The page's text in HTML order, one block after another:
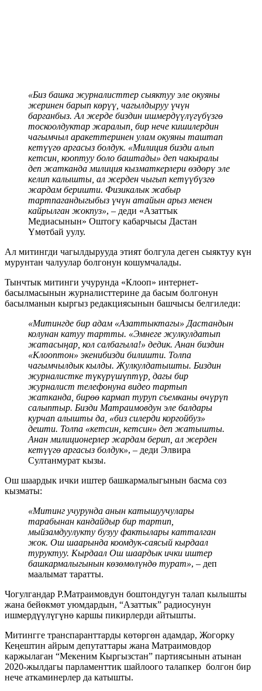
«Биз башка журналисттер сыяктуу эле окуяны
жеринен барып көрүү, чагылдыруу үчүн
барганбыз. Ал жерде биздин ишмердүүлүгүбүзгө
тоскоолдуктар жаралып, бир нече кишилердин
чагымчыл аракеттеринен улам окуяны таштап
кетүүгө аргасыз болдук. «Милиция бизди алып
кетсин, кооптуу боло баштады» деп чакыралы
деп жатканда милиция кызматкерлери өздөрү эле
келип калышты, ал жерден чыгып кетүүбүзгө
жардам беришти. Физикалык жабыр
тартпагандыгыбыз үчүн атайын арыз менен
кайрылган жокпуз», – деди «Азаттык
Медиасынын» Оштогу кабарчысы Дастан
Үмөтбай уулу.
Ал митингди чагылдырууда этият болгула деген сыяктуу күн
мурунтан чалуулар болгонун кошумчалады.
Тынчтык митинги учурунда «Клооп» интернет-
басылмасынын журналисттерине да басым болгонун
басылманын кыргыз редакциясынын башчысы белгиледи:
«Митингде бир адам «Азаттыктагы» Дастандын
колунан катуу тартты. «Эмнеге жулкулдатып
жатасыңар, кол салбагыла!» дедик. Анан биздин
«Клооптон» экенибизди билишти. Толпа
чагымчылдык кылды. Жулкулдатышты. Биздин
журналистке түкүрүшүптүр, дагы бир
журналист телефонуна видео тартып
жатканда, бирөө кармап туруп съемканы өчүрүп
салыптыр. Бизди Матраимовдун эле балдары
курчап алышты да, «биз силерди коргойбуз»
дешти. Толпа «кетсин, кетсин» деп жатышты.
Анан милиционерлер жардам берип, ал жерден
кетүүгө аргасыз болдук», – деди Элвира
Султанмурат кызы.
Ош шаардык ички иштер башкармалыгынын басма сөз
кызматы:
«Митинг учурунда анын катышуучулары
тарабынан кандайдыр бир тартип,
мыйзамдуулукту бузуу фактылары катталган
жок. Ош шаарында коомдук-саясый кырдаал
туруктуу. Кырдаал Ош шаардык ички иштер
башкармалыгынын көзөмөлүндө турат», – деп
маалымат таратты.
Чогулгандар Р.Матраимовдун боштондугун талап кылышты
жана бейөкмөт уюмдардын, “Азаттык” радиосунун
ишмердүүлүгүнө каршы пикирлерди айтышты.
Митингге транспаранттарды көтөргөн адамдар, Жогорку
Кеңештин айрым депутаттары жана Матраимовдор
каржылаган “Мекеним Кыргызстан” партиясынын атынан
2020-жылдагы парламенттик шайлоого талапкер болгон бир
нече аткаминерлер да катышты.